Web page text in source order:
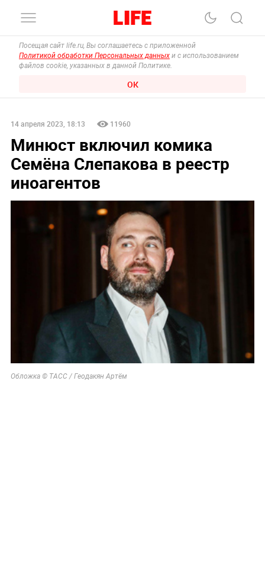
Посещая сайт life.ru, Вы соглашаетесь с приложенной
Политикой обработки Персональных данных и с использованием
файлов cookie, указанных в данной Политике.
ОК
14 апреля 2023, 18:13 11960
Минюст включил комика
Семёна Слепакова в реестр
иноагентов
Обложка © ТАСС / Геодакян Артём